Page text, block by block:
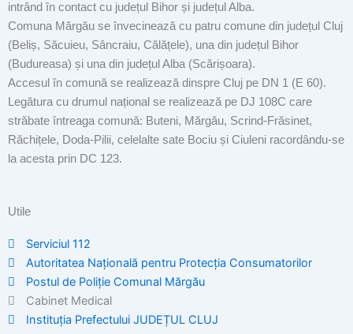
intrând în contact cu județul Bihor și județul Alba.
Comuna Mărgău se învecinează cu patru comune din județul Cluj
(Beliș, Săcuieu, Sâncraiu, Călățele), una din județul Bihor
(Budureasa) și una din județul Alba (Scărișoara).
Accesul în comună se realizează dinspre Cluj pe DN 1 (E 60).
Legătura cu drumul național se realizează pe DJ 108C care
străbate întreaga comună: Buteni, Mărgău, Scrind-Frăsinet,
Răchițele, Doda-Pilii, celelalte sate Bociu și Ciuleni racordându-se
la acesta prin DC 123.
Utile
Serviciul 112
Autoritatea Națională pentru Protecția Consumatorilor
Postul de Poliţie Comunal Mărgău
Cabinet Medical
Instituția Prefectului JUDEȚUL CLUJ